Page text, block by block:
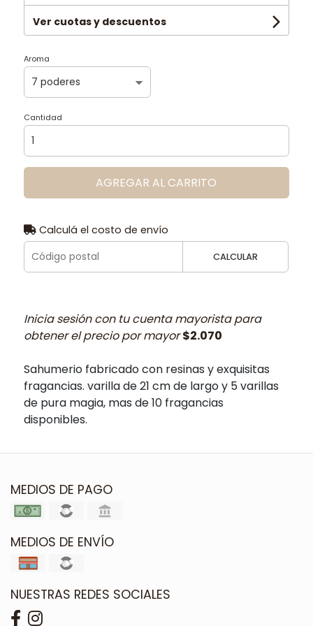
Ver cuotas y descuentos
Aroma
Cantidad
AGREGAR AL CARRITO
Calculá el costo de envío
CALCULAR
Inicia sesión con tu cuenta mayorista para
obtener el precio por mayor$2.070
Sahumerio fabricado con resinas y exquisitas
fragancias. varilla de 21 cm de largo y 5 varillas
de pura magia, mas de 10 fragancias
disponibles.
MEDIOS DE PAGO
MEDIOS DE ENVÍO
NUESTRAS REDES SOCIALES